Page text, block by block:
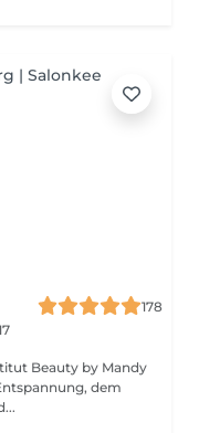
178
Beauty by Mandy
dem